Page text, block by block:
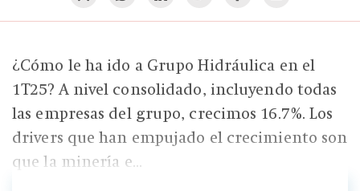
¿Cómo le ha ido a Grupo Hidráulica en el
1T25? A nivel consolidado, incluyendo todas
las empresas del grupo, crecimos 16.7%. Los
drivers que han empujado el crecimiento son
que la minería e...